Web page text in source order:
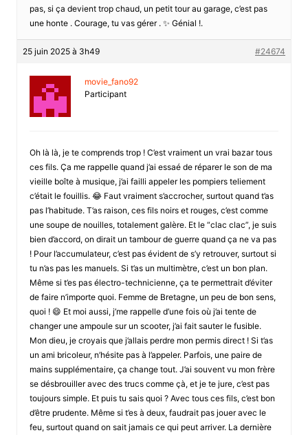
pas, si ça devient trop chaud, un petit tour au garage, c’est pas
une honte . Courage, tu vas gérer . ✨ Génial !.
25 juin 2025 à 3h49 #24674
movie_fano92
Participant
Oh là là, je te comprends trop ! C’est vraiment un vrai bazar tous
ces fils. Ça me rappelle quand j’ai essaé de réparer le son de ma
vieille boîte à musique, j’ai failli appeler les pompiers teliement
c’était le fouillis. 😂 Faut vraiment s’accrocher, surtout quand t’as
pas l’habitude. T’as raison, ces fils noirs et rouges, c’est comme
une soupe de nouilles, totalement galère. Et le “clac clac”, je suis
bien d’accord, on dirait un tambour de guerre quand ça ne va pas
! Pour l’accumulateur, c’est pas évident de s’y retrouver, surtout si
tu n’as pas les manuels. Si t’as un multimètre, c’est un bon plan.
Même si t’es pas électro-technicienne, ça te permettrait d’éviter
de faire n’importe quoi. Femme de Bretagne, un peu de bon sens,
quoi ! 😄 Et moi aussi, j’me rappelle d’une fois où j’ai tente de
changer une ampoule sur un scooter, j’ai fait sauter le fusible.
Mon dieu, je croyais que j’allais perdre mon permis direct ! Si t’as
un ami bricoleur, n’hésite pas à l’appeler. Parfois, une paire de
mains supplémentaire, ça change tout. J’ai souvent vu mon frère
se désbrouiller avec des trucs comme çà, et je te jure, c’est pas
toujours simple. Et puis tu sais quoi ? Avec tous ces fils, c’est bon
d’être prudente. Même si t’es à deux, faudrait pas jouer avec le
feu, surtout quand on sait jamais ce qui peut arriver. La dernière